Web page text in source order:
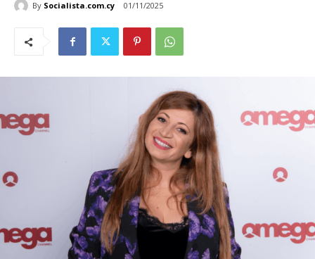
By Socialista.com.cy 01/11/2025